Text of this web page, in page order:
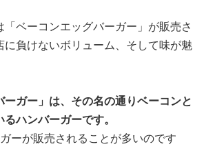
「ベーコンエッグバーガー」が販売さ
に負けないボリューム、そして味が魅
ーガー」は、その名の通りベーコンと
ハンバーガーです。
ーが販売されることが多いのです